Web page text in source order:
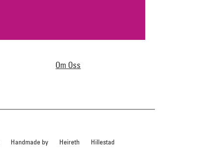
Om Oss
Handmade by Heireth Hillestad